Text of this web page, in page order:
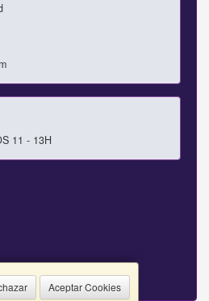
Aceptar Cookies
11 - 13H